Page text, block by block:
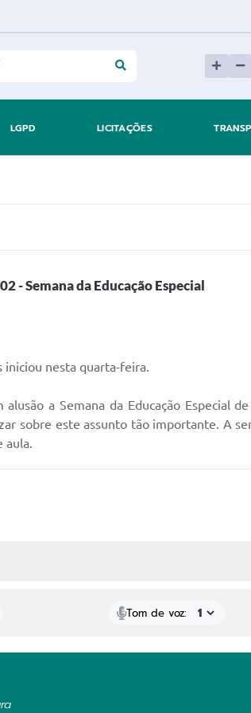
LGPD LICITAÇÕES
- Semana da Educação Especial
iniciou nesta quarta-feira.
a Semana da Educação Especial
sobre este assunto tão importante. A
aula.
Tom de voz: